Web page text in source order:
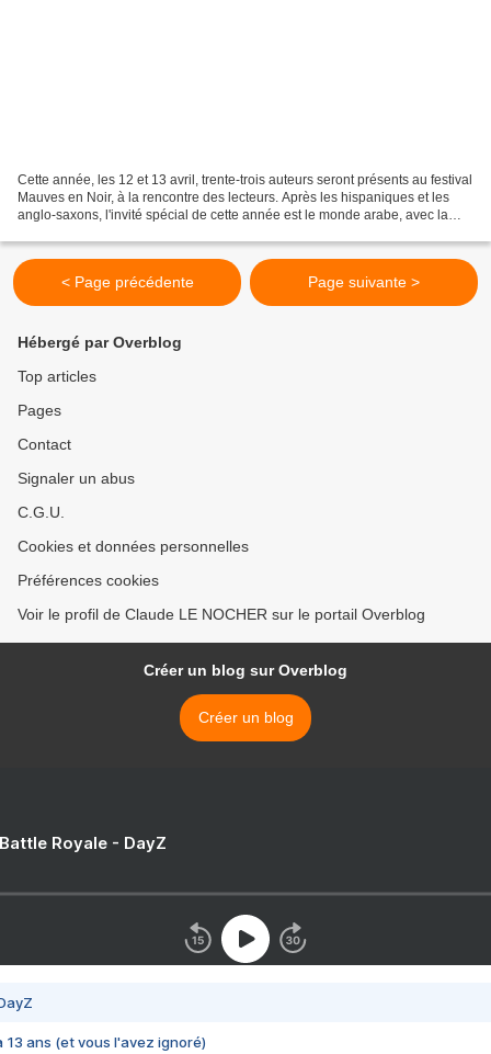
Cette année, les 12 et 13 avril, trente-trois auteurs seront présents au festival
Mauves en Noir, à la rencontre des lecteurs. Après les hispaniques et les
anglo-saxons, l'invité spécial de cette année est le monde arabe, avec la
< Page précédente Page suivante >
Hébergé par Overblog
Top articles
Pages
Contact
Signaler un abus
C.G.U.
Cookies et données personnelles
Préférences cookies
Voir le profil de Claude LE NOCHER sur le portail Overblog
Créer un blog sur Overblog
Créer un blog
Royale - DayZ
13 ans (et vous l'avez ignoré)